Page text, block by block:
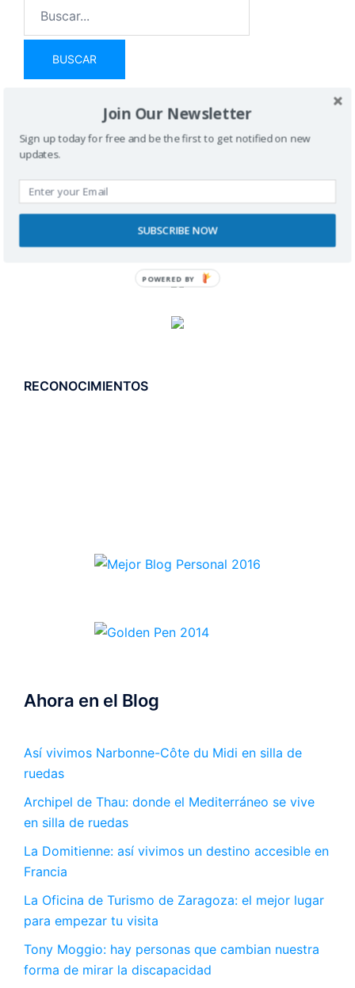
SPONSORS
RECONOCIMIENTOS
Ahora en el Blog
Así vivimos Narbonne-Côte du Midi en silla de
ruedas
Archipel de Thau: donde el Mediterráneo se vive
en silla de ruedas
La Domitienne: así vivimos un destino accesible en
Francia
La Oficina de Turismo de Zaragoza: el mejor lugar
para empezar tu visita
Tony Moggio: hay personas que cambian nuestra
forma de mirar la discapacidad
Join Our Newsletter
Sign up today for free and be the first to get notified on new
updates.
SUBSCRIBE NOW
POWERED BY